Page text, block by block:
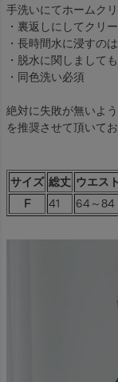
手洗いにてホームク
・裏返しにしてクリ
・長時間水に浸すの
・脱水に関しまして
・同色洗い必須
絶対に失敗が無いよ
を推奨させて頂いてお
サイズ 総丈 ウエスト
F
41 64～84